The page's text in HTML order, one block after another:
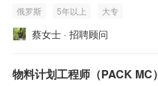
俄罗斯 5年以上 大专
蔡女士 · 招聘顾问
物料计划工程师（PACK MC）